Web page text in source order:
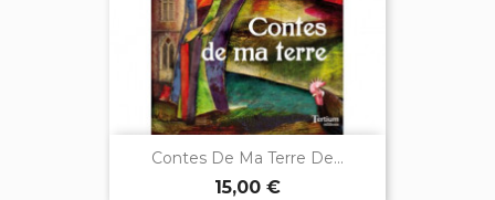
Contes De Ma Terre De...
15,00 €